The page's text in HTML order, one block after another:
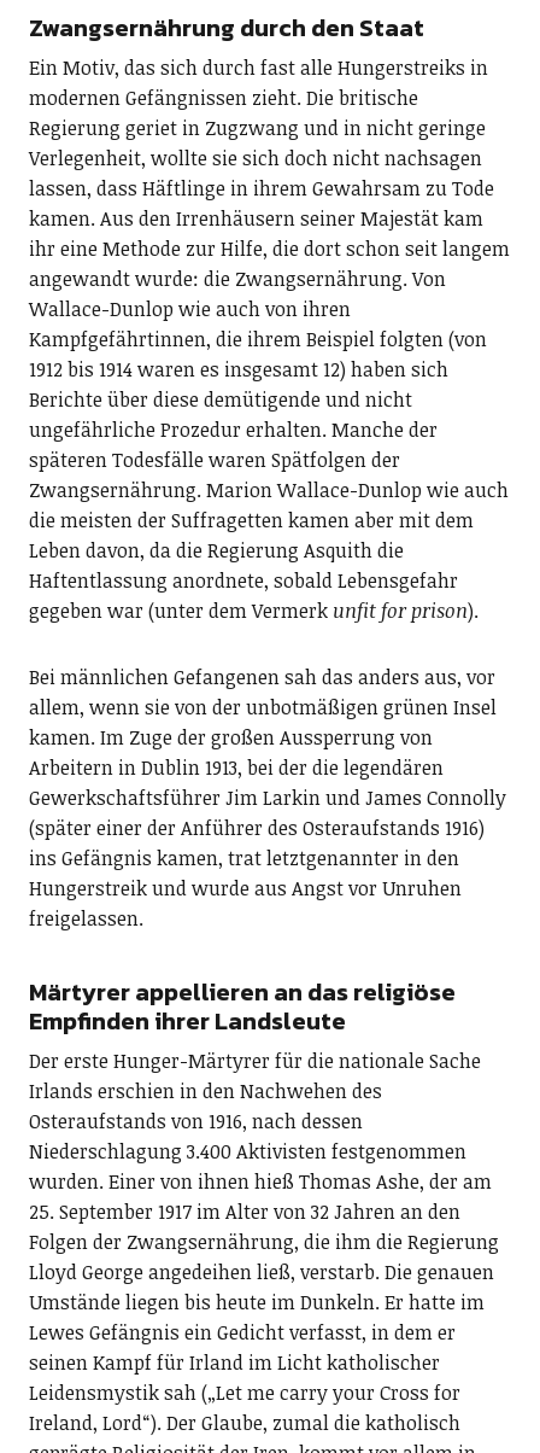
Zwangsernährung durch den Staat
Ein Motiv, das sich durch fast alle Hungerstreiks in
modernen Gefängnissen zieht. Die britische
Regierung geriet in Zugzwang und in nicht geringe
Verlegenheit, wollte sie sich doch nicht nachsagen
lassen, dass Häftlinge in ihrem Gewahrsam zu Tode
kamen. Aus den Irrenhäusern seiner Majestät kam
ihr eine Methode zur Hilfe, die dort schon seit langem
angewandt wurde: die Zwangsernährung. Von
Wallace-Dunlop wie auch von ihren
Kampfgefährtinnen, die ihrem Beispiel folgten (von
1912 bis 1914 waren es insgesamt 12) haben sich
Berichte über diese demütigende und nicht
ungefährliche Prozedur erhalten. Manche der
späteren Todesfälle waren Spätfolgen der
Zwangsernährung. Marion Wallace-Dunlop wie auch
die meisten der Suffragetten kamen aber mit dem
Leben davon, da die Regierung Asquith die
Haftentlassung anordnete, sobald Lebensgefahr
gegeben war (unter dem Vermerk unfit for prison).
Bei männlichen Gefangenen sah das anders aus, vor
allem, wenn sie von der unbotmäßigen grünen Insel
kamen. Im Zuge der großen Aussperrung von
Arbeitern in Dublin 1913, bei der die legendären
Gewerkschaftsführer Jim Larkin und James Connolly
(später einer der Anführer des Osteraufstands 1916)
ins Gefängnis kamen, trat letztgenannter in den
Hungerstreik und wurde aus Angst vor Unruhen
freigelassen.
Märtyrer appellieren an das religiöse
Empfinden ihrer Landsleute
Der erste Hunger-Märtyrer für die nationale Sache
Irlands erschien in den Nachwehen des
Osteraufstands von 1916, nach dessen
Niederschlagung 3.400 Aktivisten festgenommen
wurden. Einer von ihnen hieß Thomas Ashe, der am
25. September 1917 im Alter von 32 Jahren an den
Folgen der Zwangsernährung, die ihm die Regierung
Lloyd George angedeihen ließ, verstarb. Die genauen
Umstände liegen bis heute im Dunkeln. Er hatte im
Lewes Gefängnis ein Gedicht verfasst, in dem er
seinen Kampf für Irland im Licht katholischer
Leidensmystik sah („Let me carry your Cross for
Ireland, Lord“). Der Glaube, zumal die katholisch